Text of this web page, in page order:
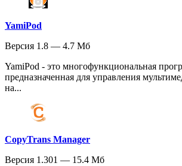
YamiPod
Версия 1.8 — 4.7 Мб
YamiPod - это многофункциональная
предназначенная для управления
на...
CopyTrans Manager
Версия 1.301 — 15.4 Мб